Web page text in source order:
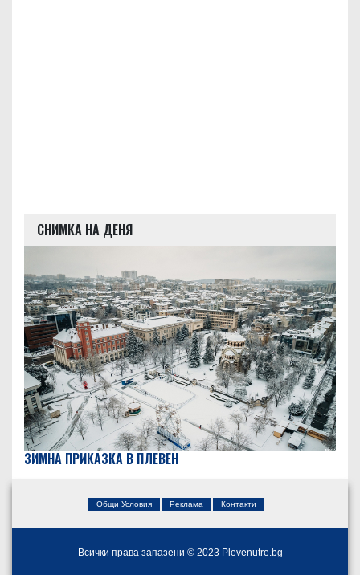
СНИМКА НА ДЕНЯ
ЗИМНА ПРИКАЗКА В ПЛЕВЕН
Общи Условия Реклама Контакти
Всички права запазени © 2023 Plevenutre.bg